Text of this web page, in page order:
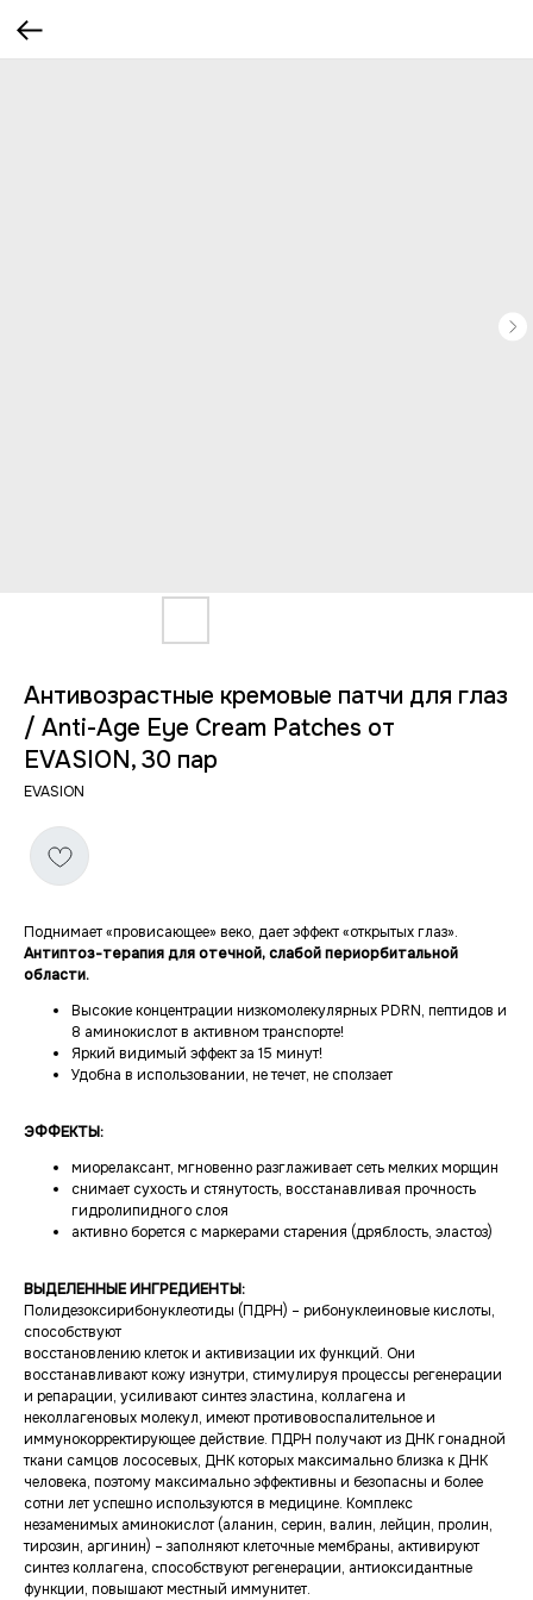
Антивозрастные кремовые патчи для глаз
/ Anti-Age Eye Cream Patches от
EVASION, 30 пар
EVASION
Поднимает «провисающее» веко, дает эффект «открытых глаз».
Антиптоз-терапия для отечной, слабой периорбитальной
области.
Высокие концентрации низкомолекулярных PDRN, пептидов и
8 аминокислот в активном транспорте!
Яркий видимый эффект за 15 минут!
Удобна в использовании, не течет, не сползает
ЭФФЕКТЫ:
миорелаксант, мгновенно разглаживает сеть мелких морщин
снимает сухость и стянутость, восстанавливая прочность
гидролипидного слоя
активно борется с маркерами старения (дряблость, эластоз)
ВЫДЕЛЕННЫЕ ИНГРЕДИЕНТЫ:
Полидезоксирибонуклеотиды (ПДРН) – рибонуклеиновые кислоты,
способствуют
восстановлению клеток и активизации их функций. Они
восстанавливают кожу изнутри, стимулируя процессы регенерации
и репарации, усиливают синтез эластина, коллагена и
неколлагеновых молекул, имеют противовоспалительное и
иммунокорректирующее действие. ПДРН получают из ДНК гонадной
ткани самцов лососевых, ДНК которых максимально близка к ДНК
человека, поэтому максимально эффективны и безопасны и более
сотни лет успешно используются в медицине. Комплекс
незаменимых аминокислот (аланин, серин, валин, лейцин, пролин,
тирозин, аргинин) – заполняют клеточные мембраны, активируют
синтез коллагена, способствуют регенерации, антиоксидантные
функции, повышают местный иммунитет.